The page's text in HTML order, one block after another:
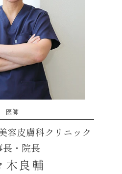
医師
容皮膚科クリニック
長・院長
木良輔